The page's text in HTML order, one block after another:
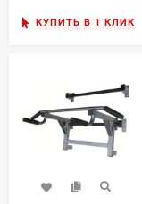
КУПИТЬ В 1 КЛИК